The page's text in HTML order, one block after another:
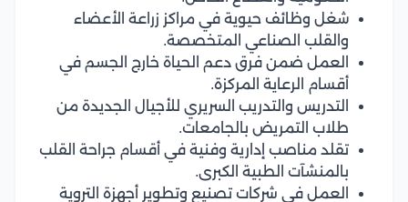
شغل وظائف حيوية في مراكز زراعة الأعضاء
والقلب الصناعي المتخصصة.
العمل ضمن فرق دعم الحياة خارج الجسم في
أقسام الرعاية المركزة.
التدريس والتدريب السريري للأجيال الجديدة من
طلاب التمريض بالجامعات.
تقلد مناصب إدارية وفنية في أقسام جراحة القلب
بالمنشآت الطبية الكبرى.
العمل في شركات تصنيع وتطوير أجهزة التروية